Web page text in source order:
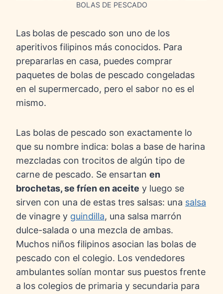
BOLAS DE PESCADO
Las bolas de pescado son uno de los
aperitivos filipinos más conocidos. Para
prepararlas en casa, puedes comprar
paquetes de bolas de pescado congeladas
en el supermercado, pero el sabor no es el
mismo.
Las bolas de pescado son exactamente lo
que su nombre indica: bolas a base de harina
mezcladas con trocitos de algún tipo de
carne de pescado. Se ensartan en
brochetas, se fríen en aceite y luego se
sirven con una de estas tres salsas: una salsa
de vinagre y guindilla, una salsa marrón
dulce-salada o una mezcla de ambas.
Muchos niños filipinos asocian las bolas de
pescado con el colegio. Los vendedores
ambulantes solían montar sus puestos frente
a los colegios de primaria y secundaria para